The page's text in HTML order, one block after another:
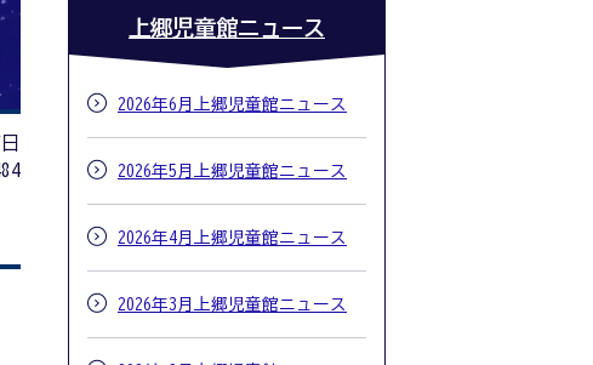
上郷児童館ニュース
2026年6月上郷児童館ニュース
2026年5月上郷児童館ニュース
2026年4月上郷児童館ニュース
2026年3月上郷児童館ニュース